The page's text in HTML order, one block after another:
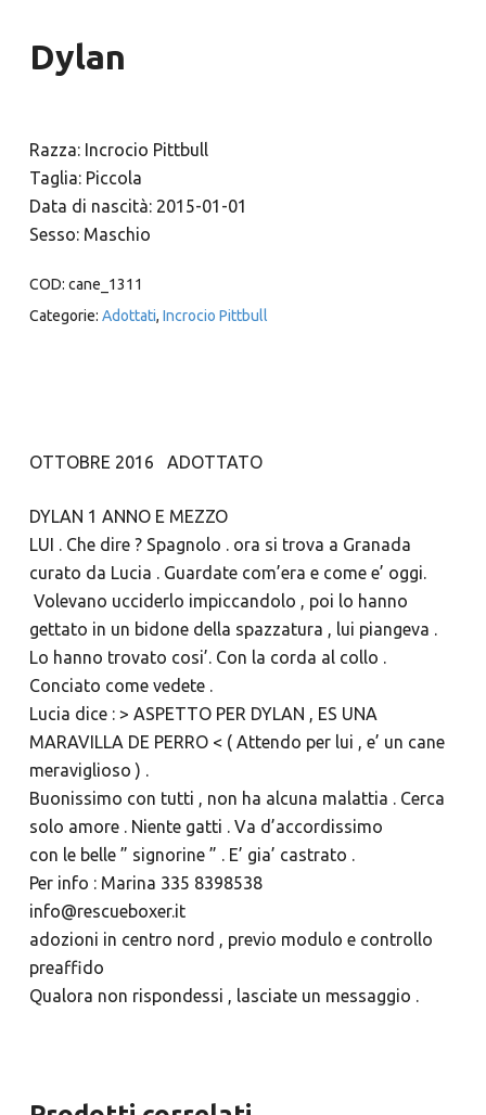
Dylan
Razza: Incrocio Pittbull
Taglia: Piccola
Data di nascità: 2015-01-01
Sesso: Maschio
COD: cane_1311
Categorie: Adottati, Incrocio Pittbull
OTTOBRE 2016 ADOTTATO
DYLAN 1 ANNO E MEZZO
LUI . Che dire ? Spagnolo . ora si trova a Granada
curato da Lucia . Guardate com’era e come e’ oggi.
Volevano ucciderlo impiccandolo , poi lo hanno
gettato in un bidone della spazzatura , lui piangeva .
Lo hanno trovato cosi’. Con la corda al collo .
Conciato come vedete .
Lucia dice : > ASPETTO PER DYLAN , ES UNA
MARAVILLA DE PERRO < ( Attendo per lui , e’ un cane
meraviglioso ) .
Buonissimo con tutti , non ha alcuna malattia . Cerca
solo amore . Niente gatti . Va d’accordissimo
con le belle ” signorine ” . E’ gia’ castrato .
Per info : Marina 335 8398538
info@rescueboxer.it
adozioni in centro nord , previo modulo e controllo
preaffido
Qualora non rispondessi , lasciate un messaggio .